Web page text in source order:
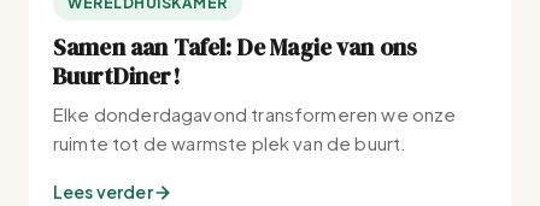
Samen aan Tafel: De Magie van ons
BuurtDiner!
Elke donderdagavond transformeren we onze
ruimte tot de warmste plek van de buurt.
Lees verder